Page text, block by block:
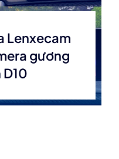
Lenxecam
gương